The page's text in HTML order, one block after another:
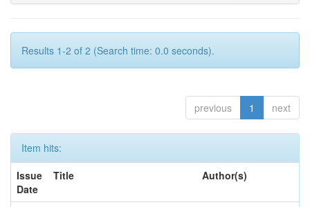
Results 1-2 of 2 (Search time: 0.0 seconds).
previous 1 next
Item hits:
Issue
Date
Title Author(s)